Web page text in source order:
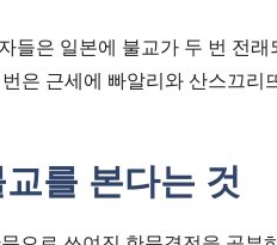
들은 일본에 불교가 두 번 전
은 근세에 빠알리와 산스끄리
를 본다는 것